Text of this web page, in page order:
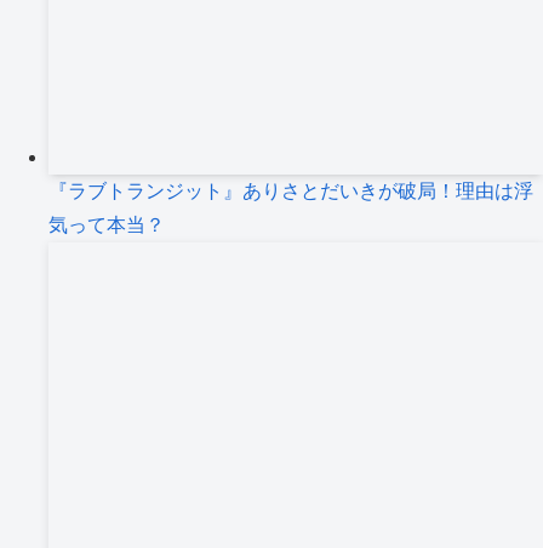
『ラブトランジット』ありさとだいきが破局！理由は浮
気って本当？